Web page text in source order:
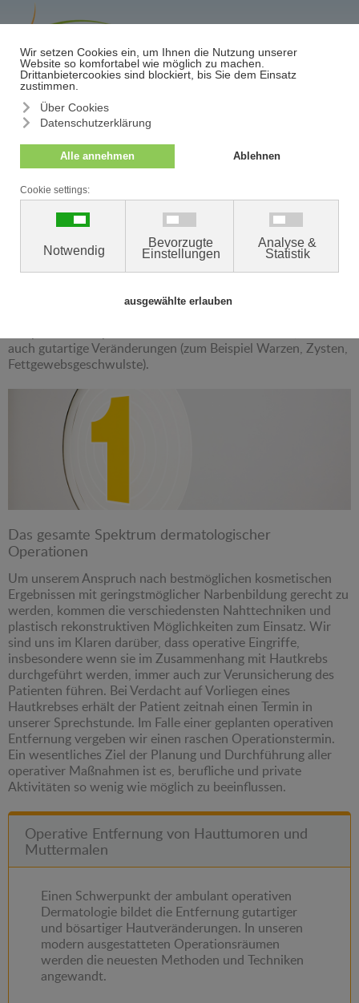
Termin/Absage
Ambulant operative
Dermatologie
Wir führen im DermatologieZentrum das gesamte Spektrum
dermatologischer Operationen durch. In unseren modernen
Hautveränderungen wie Muttermale, Hautkrebsvorstufen
auch gutartige Veränderungen (zum Beispiel Warzen, Zysten,
Fettgewebsgeschwulste).
Das gesamte Spektrum dermatologischer
Operationen
Um unserem Anspruch nach bestmöglichen kosmetischen
Ergebnissen mit geringstmöglicher Narbenbildung gerecht zu
werden, kommen die verschiedensten Nahttechniken und
plastisch rekonstruktiven Möglichkeiten zum Einsatz. Wir
sind uns im Klaren darüber, dass operative Eingriffe,
insbesondere wenn sie im Zusammenhang mit Hautkrebs
durchgeführt werden, immer auch zur Verunsicherung des
Patienten führen. Bei Verdacht auf Vorliegen eines
Hautkrebses erhält der Patient zeitnah einen Termin in
unserer Sprechstunde. Im Falle einer geplanten operativen
Entfernung vergeben wir einen raschen Operationstermin.
Ein wesentliches Ziel der Planung und Durchführung aller
operativer Maßnahmen ist es, berufliche und private
Aktivitäten so wenig wie möglich zu beeinflussen.
Operative Entfernung von Hauttumoren und
Muttermalen
Einen Schwerpunkt der ambulant operativen
Dermatologie bildet die Entfernung gutartiger
und bösartiger Hautveränderungen. In unseren
modern ausgestatteten Operationsräumen
werden die neuesten Methoden und Techniken
angewandt.